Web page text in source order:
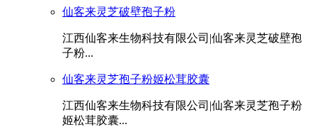
仙客来灵芝破壁孢子粉
江西仙客来生物科技有限公司|仙客来灵芝破壁孢
子粉...
仙客来灵芝孢子粉姬松茸胶囊
江西仙客来生物科技有限公司|仙客来灵芝孢子粉
姬松茸胶囊...